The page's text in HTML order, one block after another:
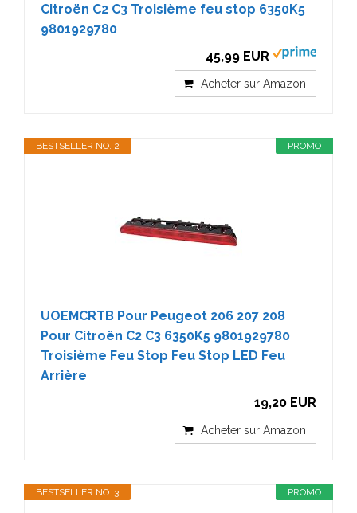
Citroën C2 C3 Troisième feu stop 6350K5
9801929780
45,99 EUR
Acheter sur Amazon
PROMO
BESTSELLER NO. 2
UOEMCRTB Pour Peugeot 206 207 208
Pour Citroën C2 C3 6350K5 9801929780
Troisième Feu Stop Feu Stop LED Feu
Arrière
19,20 EUR
Acheter sur Amazon
PROMO
BESTSELLER NO. 3